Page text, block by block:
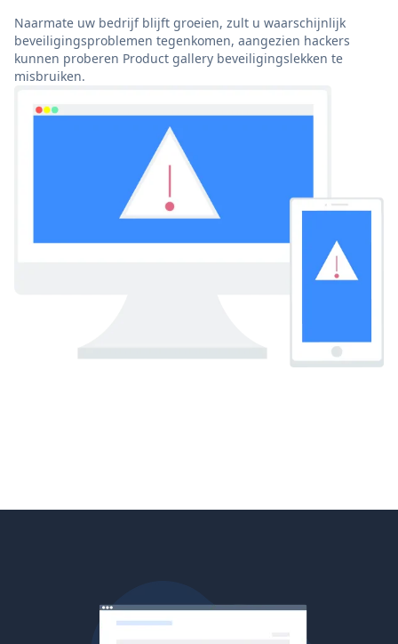
Naarmate uw bedrijf blijft groeien, zult u waarschijnlijk
beveiligingsproblemen tegenkomen, aangezien hackers
kunnen proberen Product gallery beveiligingslekken te
misbruiken.